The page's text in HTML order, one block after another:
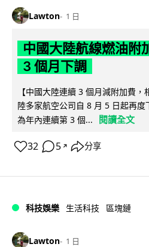
Lawton 1 日
中國大陸航線燃油附
3 個月下調
【中國大陸連續 3 個月減附加費
陸多家航空公司自 8 月 5 日起再度
為年內連續第 3 個...
閱讀全文
32 5 ↗ 分享
科技娛樂 生活科技 區塊鏈
Lawton 1 日